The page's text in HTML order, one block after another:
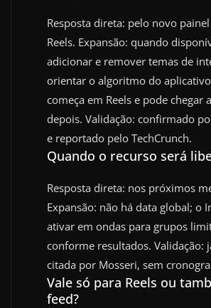
Resposta direta: pelo novo
Reels. Expansão: quando
adicionar e remover temas de
orientar o algoritmo do
começa em Reels e pode chegar
depois. Validação: confirmado
e reportado pelo TechCrunch.
Quando o recurso será
Resposta direta: nos próximos
Expansão: não há data global; o
ativar em ondas para grupos
conforme resultados. Validação:
citada por Mosseri, sem
Vale só para Reels ou
feed?